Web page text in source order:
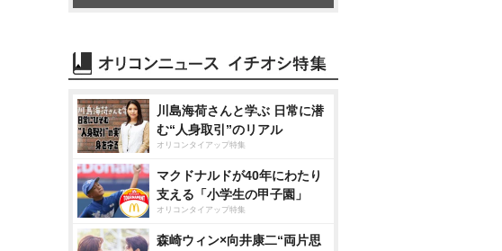
川島海荷さんと学ぶ 日常に潜
む“人身取引”のリアル
オリコンタイアップ特集
マクドナルドが40年にわたり
支える「小学生の甲子園」
オリコンタイアップ特集
森崎ウィン×向井康二“両片思